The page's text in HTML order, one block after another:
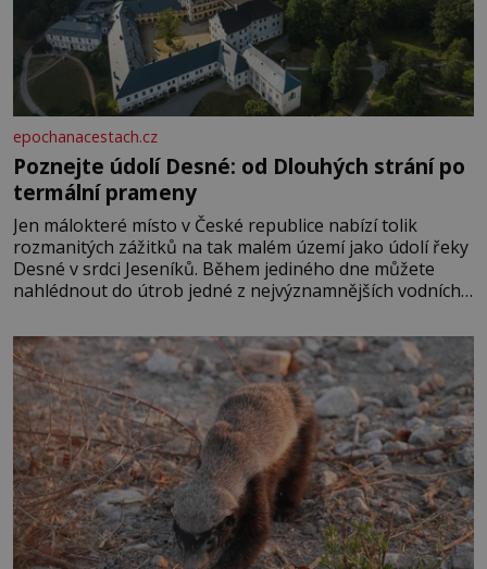
epochanacestach.cz
Poznejte údolí Desné: od Dlouhých strání po
termální prameny
Jen málokteré místo v České republice nabízí tolik
rozmanitých zážitků na tak malém území jako údolí řeky
Desné v srdci Jeseníků. Během jediného dne můžete
nahlédnout do útrob jedné z nejvýznamnějších vodních
se na koloběžce a den zakončit poznáváním památek ve
Velkých Losinách nebo v termálním